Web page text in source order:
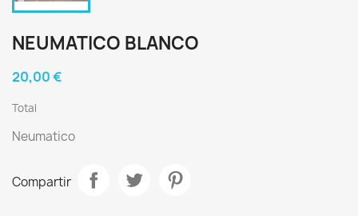
NEUMATICO BLANCO
20,00 €
Total
Neumatico
Compartir